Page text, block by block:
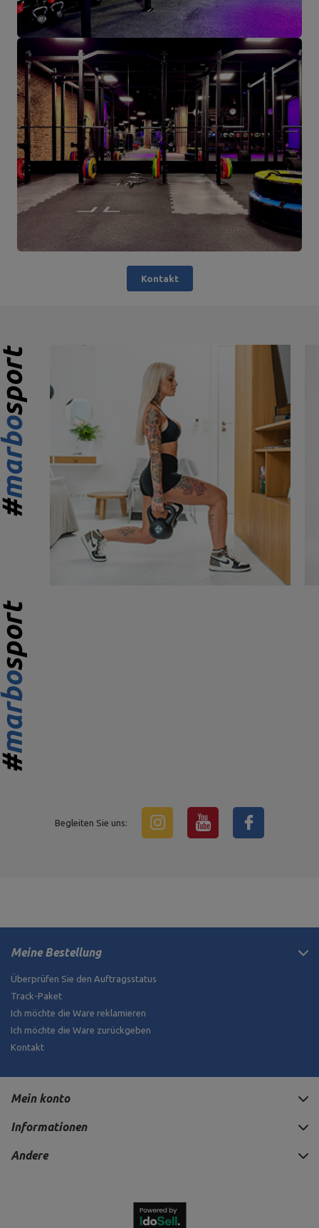
Kontakt
Begleiten Sie uns:
Meine Bestellung
Überprüfen Sie den Auftragsstatus
Track-Paket
Ich möchte die Ware reklamieren
Ich möchte die Ware zurückgeben
Kontakt
Mein konto
Informationen
Andere